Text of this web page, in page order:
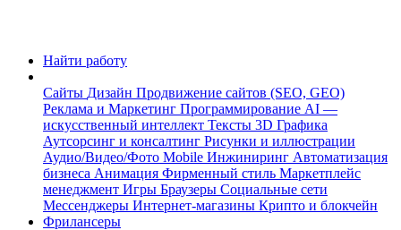
Найти работу
Сайты Дизайн Продвижение сайтов (SEO, GEO)
Реклама и Маркетинг Программирование AI —
искусственный интеллект Тексты 3D Графика
Аутсорсинг и консалтинг Рисунки и иллюстрации
Аудио/Видео/Фото Mobile Инжиниринг Автоматизация
бизнеса Анимация Фирменный стиль Маркетплейс
менеджмент Игры Браузеры Социальные сети
Мессенджеры Интернет-магазины Крипто и блокчейн
Фрилансеры